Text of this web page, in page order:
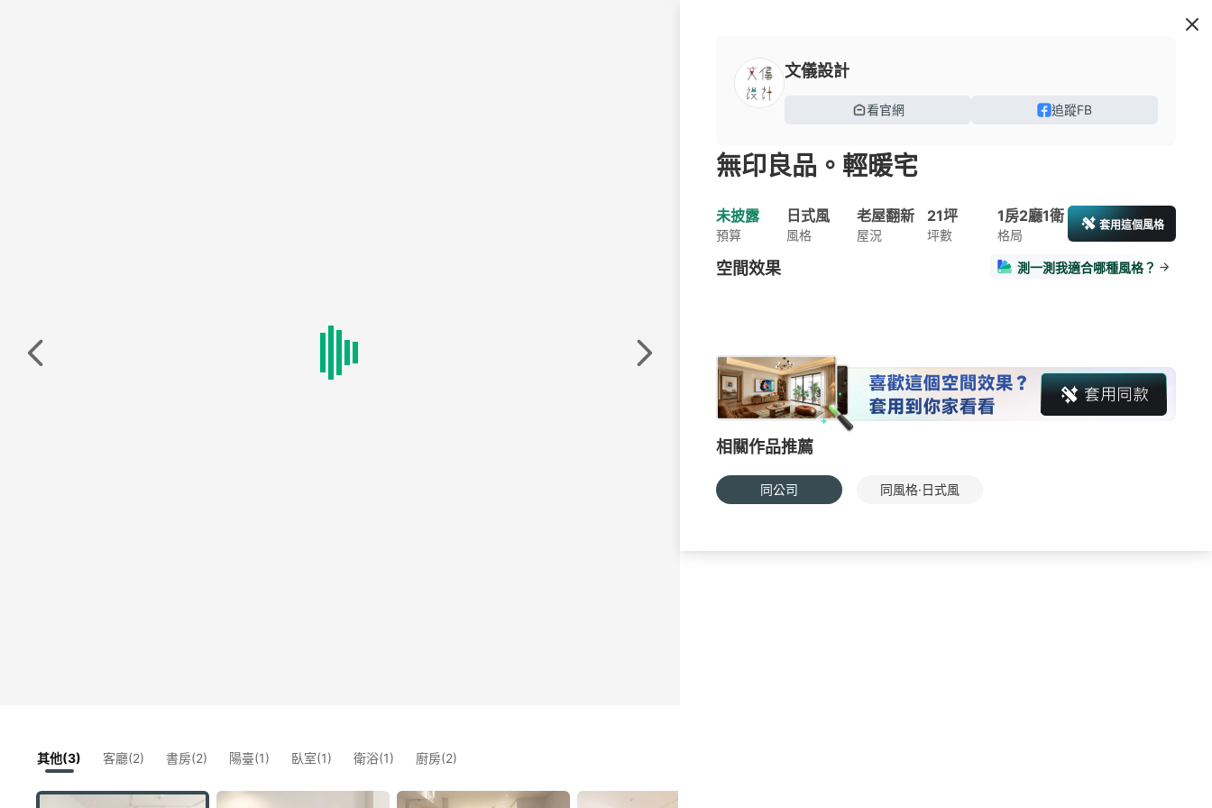
其他(3) 客廳(2) 書房(2) 陽臺(1) 臥室(1) 衛浴(1) 廚房(2)
文儀設計
看官網 追蹤FB
無印良品。輕暖宅
未披露
預算
日式風
風格
老屋翻新
屋況
21坪
坪數
1房2廳1衛
格局
套用這個風格
空間效果 測一測我適合哪種風格？
相關作品推薦
同公司 同風格·日式風